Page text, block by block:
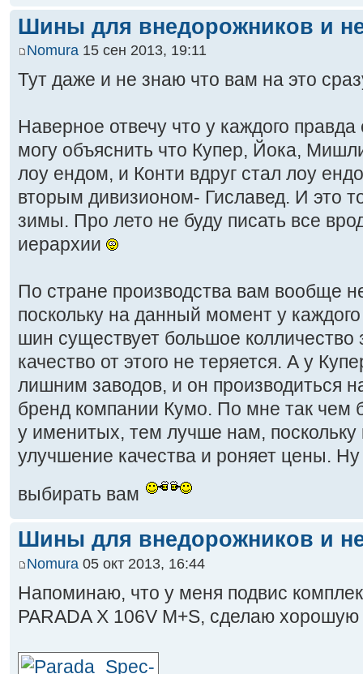
Шины для внедорожников и
Nomura 15 сен 2013, 19:11
Тут даже и не знаю что вам на это
Наверное отвечу что у каждого
могу объяснить что Купер, Йока,
лоу ендом, и Конти вдруг стал лоу
вторым дивизионом- Гиславед. И это
зимы. Про лето не буду писать все
иерархии
По стране производства вам вообще
поскольку на данный момент у
шин существует большое колличество
качество от этого не теряется. А у
лишним заводов, и он производиться
бренд компании Кумо. По мне так чем
у именитых, тем лучше нам, поскольку
улучшение качества и роняет цены.
выбирать вам
Шины для внедорожников и
Nomura 05 окт 2013, 16:44
Напоминаю, что у меня подвис
PARADA X 106V M+S, сделаю хорошую